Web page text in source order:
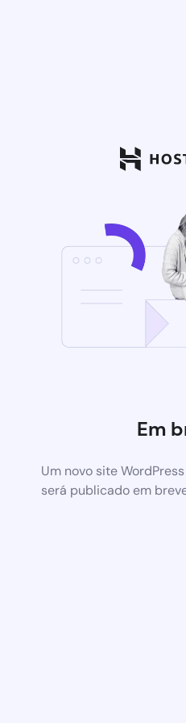
Em
Um novo site
será publicado em